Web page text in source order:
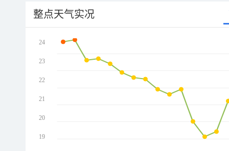
整点天气实况
24
23
22
21
20
19